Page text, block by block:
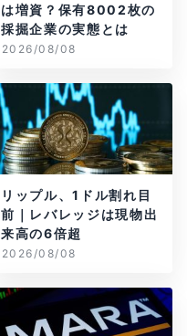
は増資？保有8002枚の
採掘企業の実態とは
2026/08/08
リップル、1ドル割れ目
前｜レバレッジは現物出
来高の6倍超
2026/08/08